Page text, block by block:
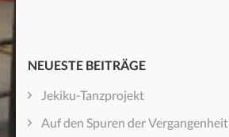
NEUESTE BEITRÄGE
Jekiku-Tanzprojekt
Auf den Spuren der Vergangenheit